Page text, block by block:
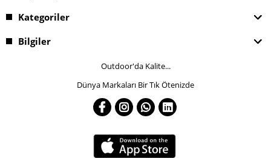
Kategoriler
Bilgiler
Outdoor'da Kalite...
Dünya Markaları Bir Tık Ötenizde